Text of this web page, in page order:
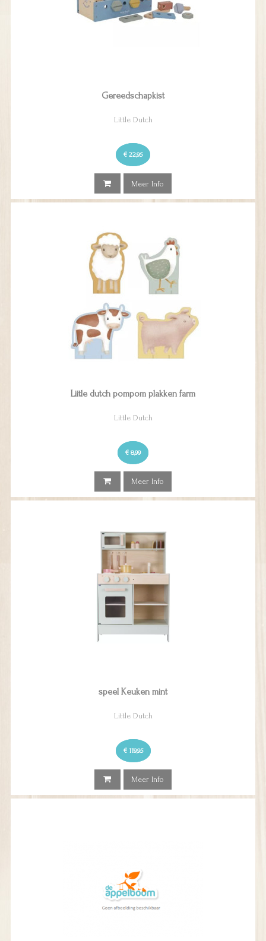
Gereedschapkist
Little Dutch
€ 22,95
Meer Info
Liitle dutch pompom plakken farm
Little Dutch
€ 8,99
Meer Info
speel Keuken mint
Little Dutch
€ 119,95
Meer Info